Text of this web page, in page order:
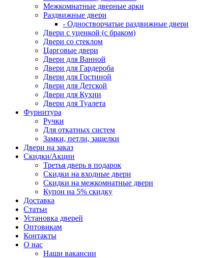
Межкомнатные дверные арки
Раздвижные двери
- Одностворчатые раздвижные двери
Двери с уценкой (с браком)
Двери со стеклом
Царговые двери
Двери для Ванной
Двери для Гардероба
Двери для Гостиной
Двери для Детской
Двери для Кухни
Двери для Туалета
Фурнитура
Ручки
Для откатных систем
Замки, петли, защелки
Двери на заказ
Скидки/Акции
Третья дверь в подарок
Скидки на входные двери
Скидки на межкомнатные двери
Купон на 5% скидку
Доставка
Статьи
Установка дверей
Оптовикам
Контакты
О нас
Наши вакансии